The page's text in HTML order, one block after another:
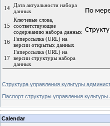
14
Дата актуальности набора
данных
По
15
Ключевые слова,
соответствующие
содержанию набора данных
16 Гиперссылка (URL) на
версии открытых данных
17
Гиперссылка (URL) на
версии структуры набора
данных
Структура управления культуры
Паспорт структуры управления
Calendar